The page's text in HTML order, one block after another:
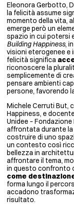
Eleonora Gerbotto,
la felicità assume
momento della vita,
emerge però un
spazio in cui potersi
Building Happiness,
visioni eterogenee e
felicità significa
riconoscere la
semplicemente di
pensare ambienti
persone, favorendo
Michele Cerruti But,
Happiness, e
Unidee –
affrontata durante la
costruire di uno
un contesto così
bellezza in
affrontare il tema,
in questo confronto
come
forma lungo il
accadono
risultato.